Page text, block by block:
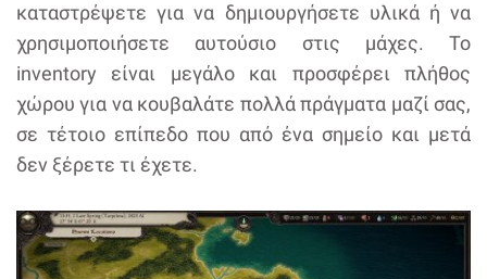
καταστρέψετε για να δημιουργήσετε υλικά ή να
χρησιμοποιήσετε αυτούσιο στις μάχες. Το
inventory είναι μεγάλο και προσφέρει πλήθος
χώρου για να κουβαλάτε πολλά πράγματα μαζί σας,
σε τέτοιο επίπεδο που από ένα σημείο και μετά
δεν ξέρετε τι έχετε.